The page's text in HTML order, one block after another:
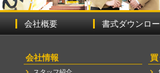
会社概要 書式ダウンロ
会社情報 買